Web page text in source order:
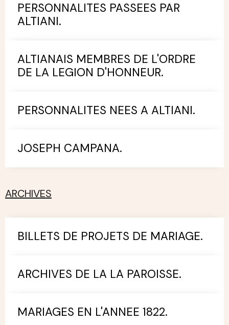
PERSONNALITES PASSEES PAR
ALTIANI.
ALTIANAIS MEMBRES DE L'ORDRE
DE LA LEGION D'HONNEUR.
PERSONNALITES NEES A ALTIANI.
JOSEPH CAMPANA.
ARCHIVES
BILLETS DE PROJETS DE MARIAGE.
ARCHIVES DE LA LA PAROISSE.
MARIAGES EN L'ANNEE 1822.